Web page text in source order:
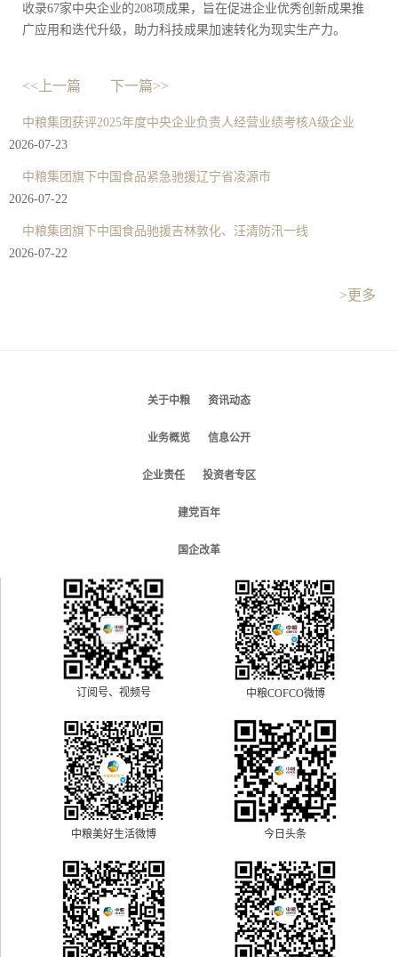
收录67家中央企业的208项成果，旨在促进企业优秀创新成果推
广应用和迭代升级，助力科技成果加速转化为现实生产力。
<<上一篇 下一篇>>
中粮集团获评2025年度中央企业负责人经营业绩考核A级企业
2026-07-23
中粮集团旗下中国食品紧急驰援辽宁省凌源市
2026-07-22
中粮集团旗下中国食品驰援吉林敦化、汪清防汛一线
2026-07-22
>更多
关于中粮 资讯动态
业务概览 信息公开
企业责任 投资者专区
建党百年
国企改革
订阅号、视频号 中粮COFCO微博
中粮美好生活微博 今日头条